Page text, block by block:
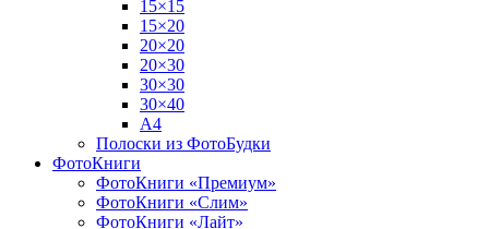
15×15
15×20
20×20
20×30
30×30
30×40
A4
Полоски из ФотоБудки
ФотоКниги
ФотоКниги «Премиум»
ФотоКниги «Слим»
ФотоКниги «Лайт»